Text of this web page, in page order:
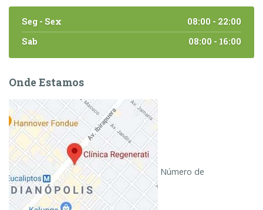
Seg - Sex
08:00 - 22:00
Sab
08:00 - 16:00
Onde Estamos
Número de